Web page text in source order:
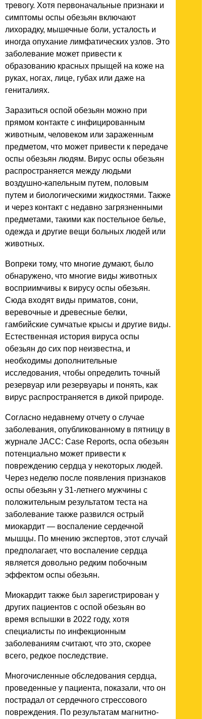
тревогу. Хотя первоначальные признаки и
симптомы оспы обезьян включают
лихорадку, мышечные боли, усталость и
иногда опухание лимфатических узлов. Это
заболевание может привести к
образованию красных прыщей на коже на
руках, ногах, лице, губах или даже на
гениталиях.
Заразиться оспой обезьян можно при
прямом контакте с инфицированным
животным, человеком или зараженным
предметом, что может привести к передаче
оспы обезьян людям. Вирус оспы обезьян
распространяется между людьми
воздушно-капельным путем, половым
путем и биологическими жидкостями. Также
и через контакт с недавно загрязненными
предметами, такими как постельное белье,
одежда и другие вещи больных людей или
животных.
Вопреки тому, что многие думают, было
обнаружено, что многие виды животных
восприимчивы к вирусу оспы обезьян.
Сюда входят виды приматов, сони,
веревочные и древесные белки,
гамбийские сумчатые крысы и другие виды.
Естественная история вируса оспы
обезьян до сих пор неизвестна, и
необходимы дополнительные
исследования, чтобы определить точный
резервуар или резервуары и понять, как
вирус распространяется в дикой природе.
Согласно недавнему отчету о случае
заболевания, опубликованному в пятницу в
журнале JACC: Case Reports, оспа обезьян
потенциально может привести к
повреждению сердца у некоторых людей.
Через неделю после появления признаков
оспы обезьян у 31-летнего мужчины с
положительным результатом теста на
заболевание также развился острый
миокардит — воспаление сердечной
мышцы. По мнению экспертов, этот случай
предполагает, что воспаление сердца
является довольно редким побочным
эффектом оспы обезьян.
Миокардит также был зарегистрирован у
других пациентов с оспой обезьян во
время вспышки в 2022 году, хотя
специалисты по инфекционным
заболеваниям считают, что это, скорее
всего, редкое последствие.
Многочисленные обследования сердца,
проведенные у пациента, показали, что он
пострадал от сердечного стрессового
повреждения. По результатам магнитно-